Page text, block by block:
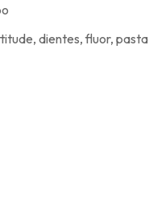
, dientes,fluor, pasta